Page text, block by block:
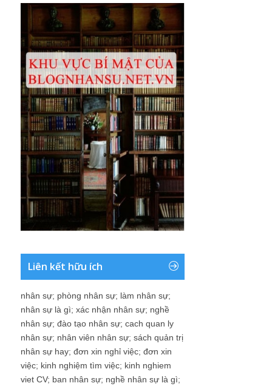
Liên kết hữu ích
nhân sự; phòng nhân sự; làm nhân sự;
nhân sự là gì; xác nhận nhân sự; nghề
nhân sự; đào tạo nhân sự; cach quan ly
nhân sự; nhân viên nhân sự; sách quản trị
nhân sự hay; đơn xin nghỉ việc; đơn xin
việc; kinh nghiệm tìm việc; kinh nghiem
viet CV; ban nhân sự; nghề nhân sự là gì;